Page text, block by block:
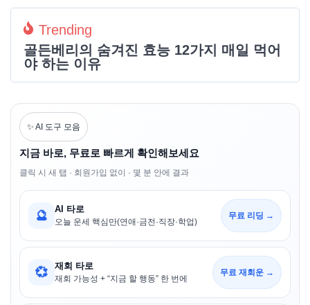
Trending
골든베리의 숨겨진 효능 12가지 매일 먹어
야 하는 이유
✨ AI 도구 모음
지금 바로, 무료로 빠르게 확인해보세요
클릭 시 새 탭 · 회원가입 없이 · 몇 분 안에 결과
🔮 AI 타로
오늘 운세 핵심만(연애·금전·직장·학업)
무료 리딩 →
💞 재회 타로
재회 가능성 + “지금 할 행동” 한 번에
무료 재회운 →